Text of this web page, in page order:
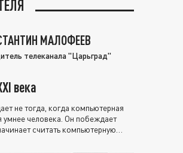
МАЛОФЕЕВ
телеканала "Царьград"
века
не тогда, когда компьютерная
умнее человека. Он побеждает
считать компьютерную